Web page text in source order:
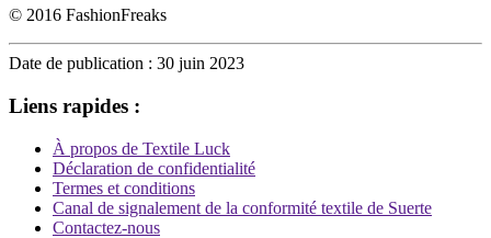
© 2016 FashionFreaks
Date de publication : 30 juin 2023
Liens rapides :
À propos de Textile Luck
Déclaration de confidentialité
Termes et conditions
Canal de signalement de la conformité textile de Suerte
Contactez-nous